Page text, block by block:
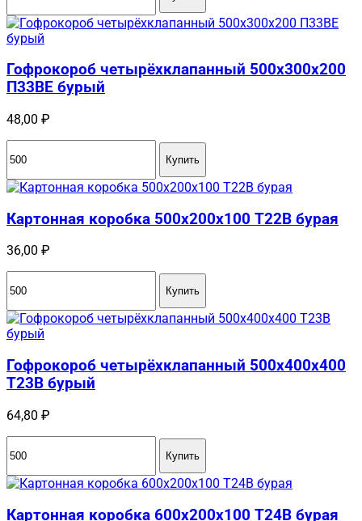
Гофрокороб четырёхклапанный 500x300x200
П33BE бурый
48,00 ₽
Купить
Картонная коробка 500x200x100 Т22B бурая
36,00 ₽
Купить
Гофрокороб четырёхклапанный 500х400х400
Т23В бурый
64,80 ₽
Купить
Картонная коробка 600x200x100 Т24B бурая